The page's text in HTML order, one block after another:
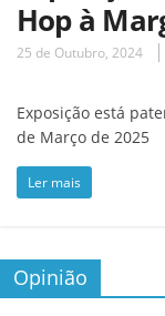
Hop à
25 de Outubro, 2024
Exposição está
de Março de 2025
Ler mais
Opinião